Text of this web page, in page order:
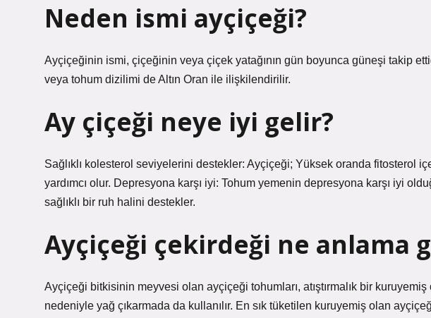
Neden ismi ayçiçeği?
Ayçiçeğinin ismi, çiçeğinin veya çiçek yatağının gün boyunca güneşi takip
veya tohum dizilimi de Altın Oran ile ilişkilendirilir.
Ay çiçeği neye iyi gelir?
Sağlıklı kolesterol seviyelerini destekler: Ayçiçeği; Yüksek oranda fitosterol
yardımcı olur. Depresyona karşı iyi: Tohum yemenin depresyona karşı iyi
sağlıklı bir ruh halini destekler.
Ayçiçeği çekirdeği ne anlama
Ayçiçeği bitkisinin meyvesi olan ayçiçeği tohumları, atıştırmalık bir
nedeniyle yağ çıkarmada da kullanılır. En sık tüketilen kuruyemiş olan